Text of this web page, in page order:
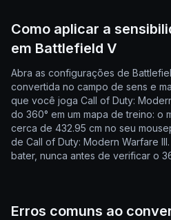
Como aplicar a
em Battlefield V
Abra as configurações de
convertida no campo de sens e
que você joga Call of Duty:
do 360° em um mapa de treino: o
cerca de 432.95 cm no seu
de Call of Duty: Modern Warfare
bater, nunca antes de verificar o
Erros comuns ao